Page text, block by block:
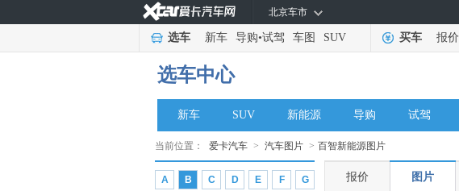
北京车市
选车 新车 导购•试驾 车图 SUV 买车 报价
选车中心
新车 SUV 新能源 导购 试驾
当前位置： 爱卡汽车 > 汽车图片 > 百智新能源图片
A B C D E F G
ARCFOX极狐 (4018)
艾康尼克(296)
ABT (271)
ALPINA
Artega
B
保时捷(50520)
报价 图片